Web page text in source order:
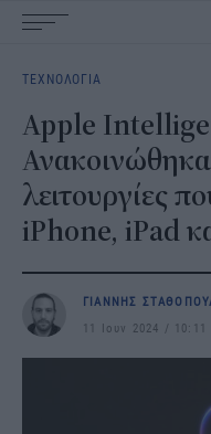
navigation
ΤΕΧΝΟΛΟΓΙΑ
Apple
λειτουργίες
iPhone, iPad
ΓΙΑΝΝΗΣ
11 Ιουν 2024
10:11